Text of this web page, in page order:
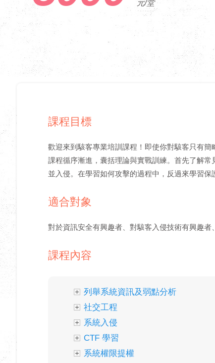
元/堂
課程目標
歡迎來到駭客專業培訓課程！即使你對駭客只有
課程循序漸進，囊括理論與實戰訓練。首先了解
並入侵。在學習如何攻擊的過程中，反過來學習保
適合對象
對於資訊安全有興趣者、對駭客入侵技術有興趣
課程內容
列舉系統資訊及弱點分析
社交工程
系統入侵
CTF 學習
系統權限提權